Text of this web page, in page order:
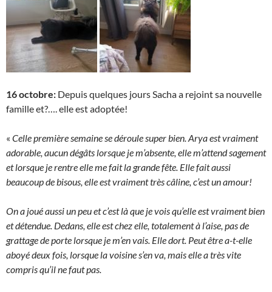
16 octobre: Depuis quelques jours Sacha a rejoint sa nouvelle
famille et?…. elle est adoptée!
« Celle première semaine se déroule super bien. Arya est vraiment
adorable, aucun dégâts lorsque je m’absente, elle m’attend sagement
et lorsque je rentre elle me fait la grande fête. Elle fait aussi
beaucoup de bisous, elle est vraiment très câline, c’est un amour!
On a joué aussi un peu et c’est là que je vois qu’elle est vraiment bien
et détendue. Dedans, elle est chez elle, totalement à l’aise, pas de
grattage de porte lorsque je m’en vais. Elle dort. Peut être a-t-elle
aboyé deux fois, lorsque la voisine s’en va, mais elle a très vite
compris qu’il ne faut pas.